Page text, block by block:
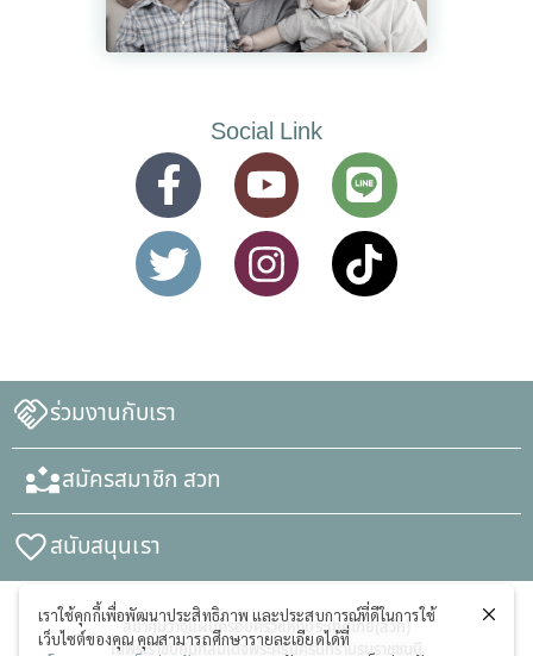
Social Link
ร่วมงานกับเรา
สมัครสมาชิก สวท
สนับสนุนเรา
สมาคมวางแผนครอบครัวแห่งประเทศไทย(สวท)
ในพระราชูปถัมภ์สมเด็จพระศรีนครินทราบรมราชชนนี
เราใช้คุกกี้เพื่อพัฒนาประสิทธิภาพ และประสบการณ์ที่ดีในการใช้
เว็บไซต์ของคุณ คุณสามารถศึกษารายละเอียดได้ที่